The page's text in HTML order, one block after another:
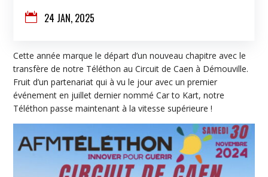
 24 JAN, 2025
Cette année marque le départ d’un nouveau chapitre avec le
transfère de notre Téléthon au Circuit de Caen à Démouville.
Fruit d’un partenariat qui à vu le jour avec un premier
événement en juillet dernier nommé Car to Kart, notre
Téléthon passe maintenant à la vitesse supérieure !